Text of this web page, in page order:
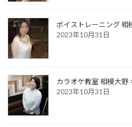
ボイストレーニング 相
2023年10月31日
カラオケ教室 相模大野
2023年10月31日